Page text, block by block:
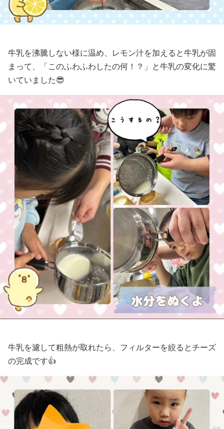
牛乳を沸騰しない様に温め、レモン汁を加えると牛乳が固
まって、「このふわふわしたの何！？」と牛乳の変化に驚
いていました😎
牛乳を濾して粗熱が取れたら、フィルターを絞るとチーズ
の完成です👍